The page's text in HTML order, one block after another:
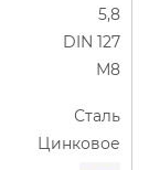
5,8
DIN 127
М8
Сталь
Цинковое